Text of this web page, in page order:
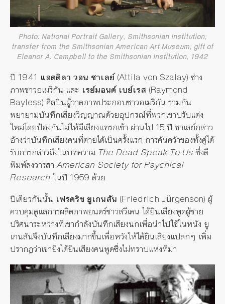
Photo: National Portrait Gallery, Smithsonian Institution;
transfer from the Smithsonian American Art Museum; gift of
Eleanor A. Campbell to the Smithsonian Institution, 1942
ปี 1941 แอตติลา วอน ซาเลย์(Attila von Szalay) ช่าง
ภาพชาวอเมริกัน และ เรย์มอนด์ เบย์เรส (Raymond
Bayless) ศิลปินผู้วาดภาพประกอบชาวอเมริกัน ร่วมกัน
พยายามบันทึกเสียงวิญญาณด้วยอุปกรณ์ที่พวกเขาปรับแต่ง
ใหม่โดยป้องกันไม่ให้มีเสียงแทรกเข้า ผ่านไป 15 ปี ซาเลย์กล่าว
อ้างว่าบันทึกเสียงคนที่ตายได้เป็นครั้งแรก การค้นคว้าของทั้งคู่ได้
รับการกล่าวถึงในบทความ The Dead Speak To Us ซึ่งตี
พิมพ์ลงวารสาAmerican Society for Psychical
Researchในปี 1959 ด้วย
ปีเดียวกันนั้น เฟรดริช ยูเกนสัน (Friedrich Jürgenson) ผู้
ควบคุมดูแลการผลิตภาพยนตร์ชาวสวีเดน ได้ยินเสียงพูดผู้ชาย
ปริศนาระหว่างที่เขากำลังบันทึกเสียงนกเพื่อนำไปใช้ในหนัง ยู
เกนสันจึงบันทึกเสียงมากขึ้นเพื่อหวังให้ได้ยินเสียงแปลกๆ เพิ่ม
ปรากฏว่าเขายิ่งได้ยินเสียงคนพูดซึ่งไม่ทราบแห่งที่มา